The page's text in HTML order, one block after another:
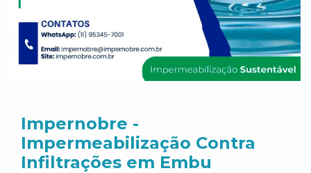
Impernobre -
Impermeabilização Contra
Infiltrações em Embu